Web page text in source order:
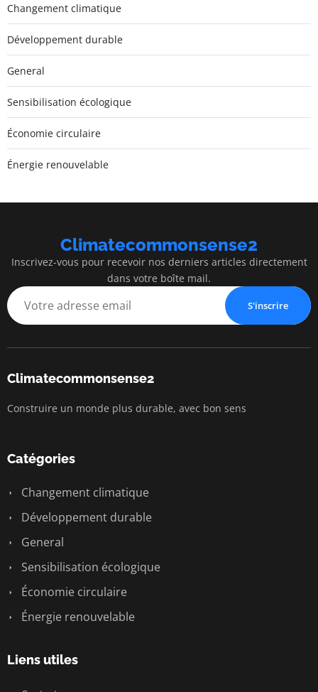
Changement climatique
Développement durable
General
Sensibilisation écologique
Économie circulaire
Énergie renouvelable
Climatecommonsense2
Inscrivez-vous pour recevoir nos derniers articles directement
dans votre boîte mail.
S'inscrire
Climatecommonsense2
Construire un monde plus durable, avec bon sens
Catégories
Changement climatique
Développement durable
General
Sensibilisation écologique
Économie circulaire
Énergie renouvelable
Liens utiles